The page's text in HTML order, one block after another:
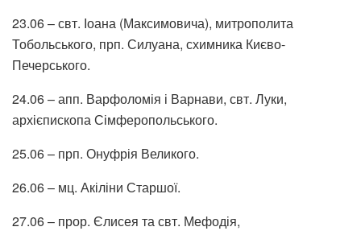
23.06 – свт. Іоана (Максимовича), митрополита
Тобольського, прп. Силуана, схимника Києво-
Печерського.
24.06 – апп. Варфоломія і Варнави, свт. Луки,
архієпископа Сімферопольського.
25.06 – прп. Онуфрія Великого.
26.06 – мц. Акіліни Старшої.
27.06 – прор. Єлисея та свт. Мефодія,